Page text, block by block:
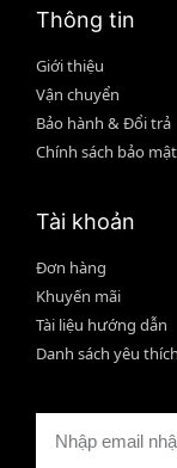
Thông tin
Giới thiệu
Vận chuyển
Bảo hành & Đổi trả
Chính sách bảo mật
Tài khoản
Đơn hàng
Khuyến mãi
Tài liệu hướng dẫn
Danh sách yêu thích